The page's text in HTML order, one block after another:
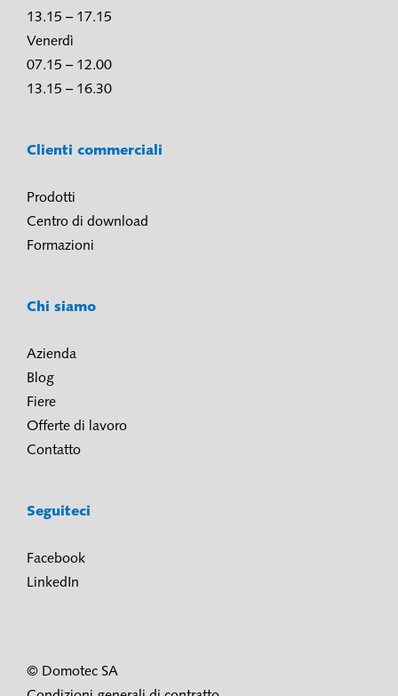
13.15 – 17.15
Venerdì
07.15 – 12.00
13.15 – 16.30
Clienti commerciali
Prodotti
Centro di download
Formazioni
Chi siamo
Azienda
Blog
Fiere
Offerte di lavoro
Contatto
Seguiteci
Facebook
LinkedIn
© Domotec SA